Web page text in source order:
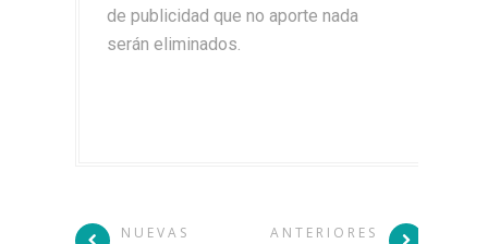
de publicidad que no aporte nada
serán eliminados.
NUEVAS ANTERIORES